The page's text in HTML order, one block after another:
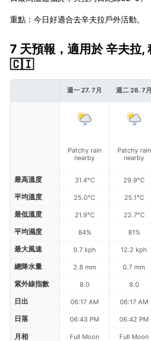
重點：今日好適合去辛夫拉戶外活動。
7 天預報，適用於 辛夫拉,
🇨🇮
最高溫度
平均溫度
最低溫度
平均濕度
最大風速
總降水量
紫外線指數
日出
日落
月相
週一 27. 7月
Patchy rain
nearby
31.4°C
25.0°C
21.9°C
84%
9.7 kph
2.8 mm
8.0
06:17 AM
06:43 PM
Full Moon
週二 28. 7月
Patchy rain
nearby
29.9°C
25.1°C
22.7°C
81%
12.2 kph
0.7 mm
8.0
06:17 AM
06:42 PM
Full Moon